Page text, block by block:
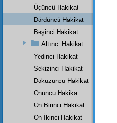
Üçüncü Hakikat
Dördüncü Hakikat
Beşinci Hakikat
Altıncı Hakikat
Yedinci Hakikat
Sekizinci Hakikat
Dokuzuncu Hakikat
Onuncu Hakikat
On Birinci Hakikat
On İkinci Hakikat